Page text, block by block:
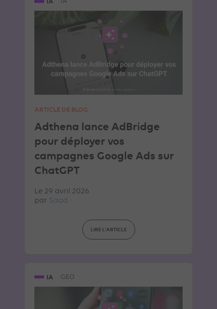
ARTICLE DE BLOG
Adthena lance AdBridge
pour déployer vos
campagnes Google Ads sur
ChatGPT
Le 29 avril 2026
par Saad
LIRE L'ARTICLE
IA GEO